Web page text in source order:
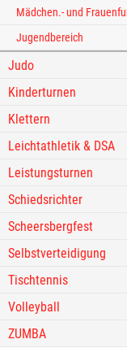
Mädchen.- und
Jugendbereich
Judo
Kinderturnen
Klettern
Leichtathletik & DSA
Leistungsturnen
Schiedsrichter
Scheersbergfest
Selbstverteidigung
Tischtennis
Volleyball
ZUMBA